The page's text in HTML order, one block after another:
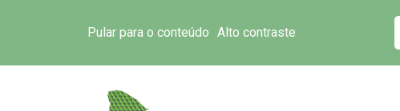
Pular para o conteúdo Alto contraste